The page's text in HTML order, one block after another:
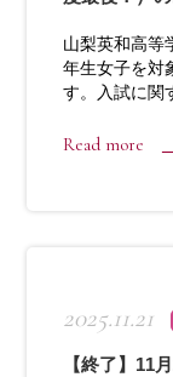
山梨英和高等
年生女子を対
す。入試に関
Read more
2025.11.21
【終了】11